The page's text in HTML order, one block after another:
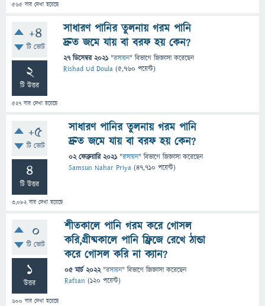
565 বার দেখা হয়েছে
+4
টি ভোট
2
টি উত্তর
527 বার দেখা হয়েছে
সাধারণ পানির তুলনায় গরম পানি
দ্রুত জমে যায় বা বরফ হয় কেন?
27 ডিসেম্বর 2021 "রসায়ন" বিভাগে জিজ্ঞাসাকরেছেন
Rishad Ud Doula (5,760 পয়েন্ট)
+5
টি ভোট
4
টি উত্তর
3,082বার দেখা হয়েছে
সাধারণ পানির তুলনায় গরম পানি
দ্রুত জমে যায় বা বরফ হয় কেন?
02 ফেব্রুয়ারি 2021 "রসায়ন" বিভাগে জিজ্ঞাসাকরেছেন
Samsun Nahar Priya (47,710 পয়েন্ট)
0
টি ভোট
1
উত্তর
600 বার দেখা হয়েছে
শীতকালে পানি গরম করে গোসল
করি,গ্রীষ্মকালে পানি ফ্রিজে রেখে ঠান্ডা
করে গোসল করি না ক্যান?
05 মার্চ 2022 "রসায়ন" বিভাগে জিজ্ঞাসাকরেছেন
Rafsan (120 পয়েন্ট)